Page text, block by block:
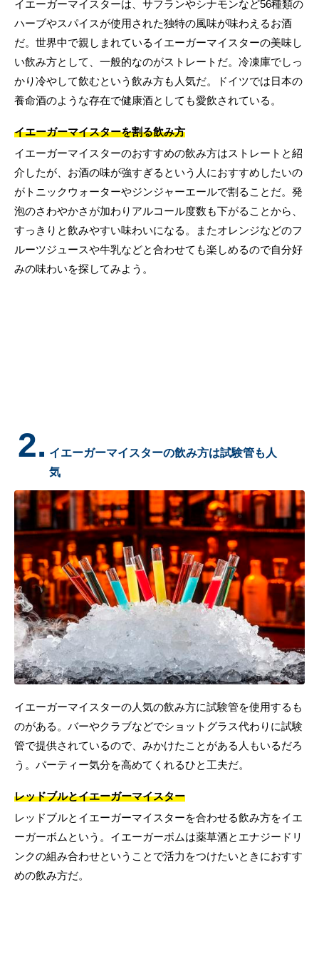
イエーガーマイスターは、サフランやシナモンなど56種類の
ハーブやスパイスが使用された独特の風味が味わえるお酒
だ。世界中で親しまれているイエーガーマイスターの美味し
い飲み方として、一般的なのがストレートだ。冷凍庫でしっ
かり冷やして飲むという飲み方も人気だ。ドイツでは日本の
養命酒のような存在で健康酒としても愛飲されている。
イエーガーマイスターを割る飲み方
イエーガーマイスターのおすすめの飲み方はストレートと紹
介したが、お酒の味が強すぎるという人におすすめしたいの
がトニックウォーターやジンジャーエールで割ることだ。発
泡のさわやかさが加わりアルコール度数も下がることから、
すっきりと飲みやすい味わいになる。またオレンジなどのフ
ルーツジュースや牛乳などと合わせても楽しめるので自分好
みの味わいを探してみよう。
2. イエーガーマイスターの飲み方は試験管も人
気
イエーガーマイスターの人気の飲み方に試験管を使用するも
のがある。バーやクラブなどでショットグラス代わりに試験
管で提供されているので、みかけたことがある人もいるだろ
う。パーティー気分を高めてくれるひと工夫だ。
レッドブルとイエーガーマイスター
レッドブルとイエーガーマイスターを合わせる飲み方をイエ
ーガーボムという。イエーガーボムは薬草酒とエナジードリ
ンクの組み合わせということで活力をつけたいときにおすす
めの飲み方だ。